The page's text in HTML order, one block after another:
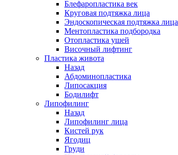
Блефаропластика век
Круговая подтяжка лица
Эндоскопическая подтяжка лица
Ментопластика подбородка
Отопластика ушей
Височный лифтинг
Пластика живота
Назад
Абдоминопластика
Липосакция
Бодилифт
Липофилинг
Назад
Липофилинг лица
Кистей рук
Ягодиц
Груди